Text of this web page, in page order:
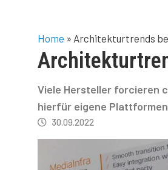
Home » Architekturtrends
Viele Hersteller forcieren
hierfür eigene Plattformen
30.09.2022